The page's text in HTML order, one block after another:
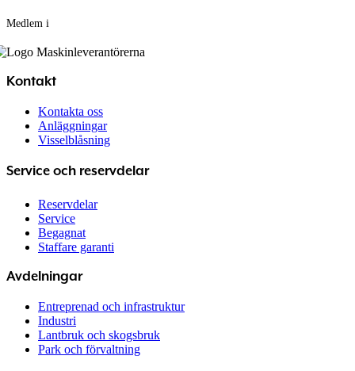
Medlem i
Kontakt
Kontakta oss
Anläggningar
Visselblåsning
Service och reservdelar
Reservdelar
Service
Begagnat
Staffare garanti
Avdelningar
Entreprenad och infrastruktur
Industri
Lantbruk och skogsbruk
Park och förvaltning